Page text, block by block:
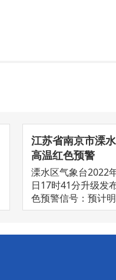
江苏省南京市溧
高温红色预警
溧水区气象台2022
日17时41分升级发
色预警信号：预计